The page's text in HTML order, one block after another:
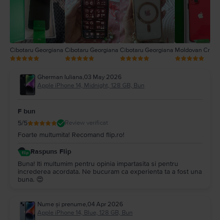
Cibotaru Georgiana Cibotaru Georgiana Cibotaru Georgiana Moldovan
Gherman Iuliana,03 May 2026
Apple iPhone 14, Midnight, 128 GB, Bun
F bun
5/5 Review verificat
Foarte multumita! Recomand flip.ro!
Raspuns Flip
Buna! Iti multumim pentru opinia impartasita si pentru
increderea acordata. Ne bucuram ca experienta ta a fost una
buna. 😍
Nume și prenume,04 Apr 2026
Apple iPhone 14, Blue, 128 GB, Bun